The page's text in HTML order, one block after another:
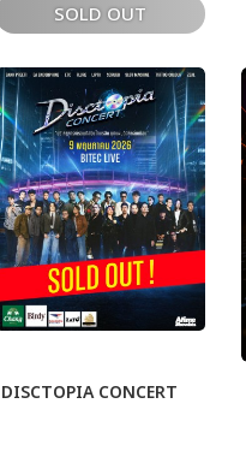
SOLD OUT
DISCTOPIA CONCERT